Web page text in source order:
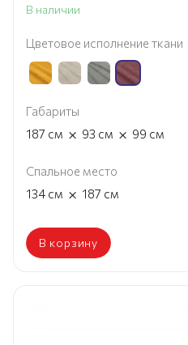
В наличии
Цветовое исполнение ткани
Габариты
187 см × 93 см × 99 см
Спальное место
134 см × 187 см
В корзину